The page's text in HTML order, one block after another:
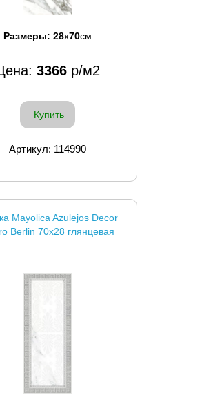
Размеры: 28x70см
3366 р/м2
Купить
Артикул: 114990
Mayolica Azulejos Decor
Berlin 70x28 глянцевая